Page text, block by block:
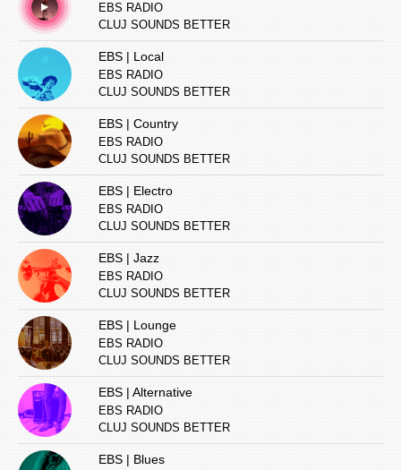
EBS RADIO
CLUJ SOUNDS BETTER
EBS | Local
EBS RADIO
CLUJ SOUNDS BETTER
EBS | Country
EBS RADIO
CLUJ SOUNDS BETTER
EBS | Electro
EBS RADIO
CLUJ SOUNDS BETTER
EBS | Jazz
EBS RADIO
CLUJ SOUNDS BETTER
EBS | Lounge
EBS RADIO
CLUJ SOUNDS BETTER
EBS | Alternative
EBS RADIO
CLUJ SOUNDS BETTER
EBS | Blues